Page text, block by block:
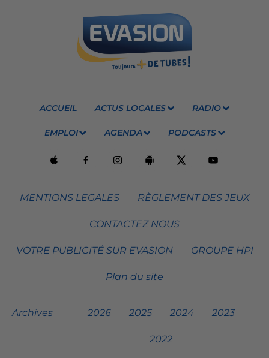
ACCUEIL ACTUS LOCALES RADIO
EMPLOI AGENDA PODCASTS
MENTIONS LEGALES RÈGLEMENT DES JEUX
CONTACTEZ NOUS
VOTRE PUBLICITÉ SUR EVASION GROUPE HPI
Plan du site
Archives 2026 2025 2024 2023
2022